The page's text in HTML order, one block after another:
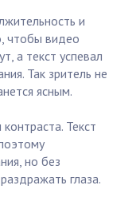
и
чтобы видео
а текст успевал
Так зритель не
ясным.
Текст
но без
глаза.